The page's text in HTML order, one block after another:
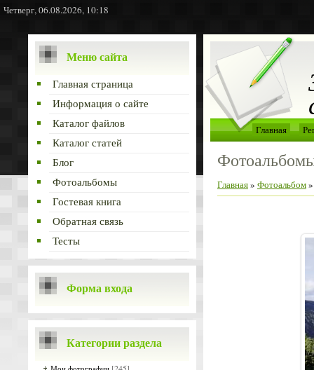
Четверг, 06.08.2026, 10:18
Меню сайта
Главная страница
Информация о сайте
Каталог файлов
Каталог статей
Блог
Фотоальбомы
Гостевая книга
Обратная связь
Тесты
Форма входа
Категории раздела
Главная
Главная» Фотоальбом